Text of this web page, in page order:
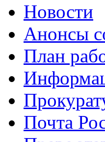
Новости
Анонсы
План
Почта